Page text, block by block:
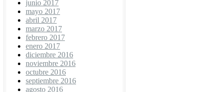
junio 2017
mayo 2017
abril 2017
marzo 2017
febrero 2017
enero 2017
diciembre 2016
noviembre 2016
octubre 2016
septiembre 2016
agosto 2016